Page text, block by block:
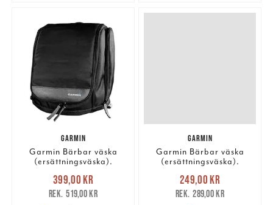
GARMIN
Garmin Bärbar väska
(ersättningsväska).
Nuvarande pris
399,00 krTidigare pris
519,00 kr
399,00 kr
519,00 kr
GARMIN
Garmin Bärbar väska
(ersättningsväska).
Nuvarande pris
249,00 krTidigare pris
289,00 kr
249,00 kr
289,00 kr